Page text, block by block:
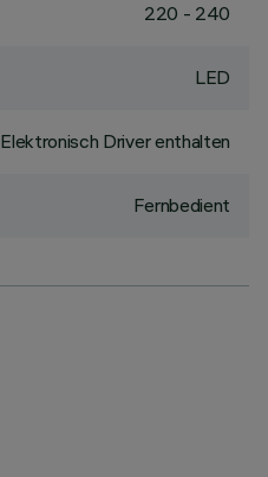
220 - 240
LED
Elektronisch Driver enthalten
Fernbedient